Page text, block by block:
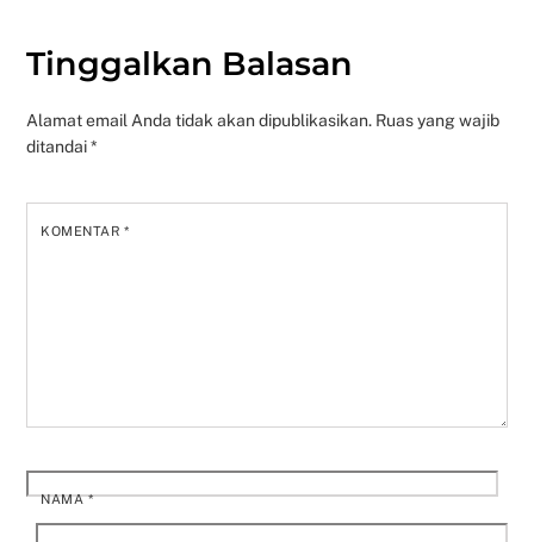
Tinggalkan Balasan
Alamat email Anda tidak akan dipublikasikan. Ruas yang wajib
ditandai*
KOMENTAR*
NAMA*